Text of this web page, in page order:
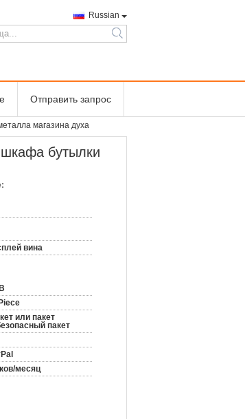
Russian
search
Отправить запрос
магазина духа
бутылки
вина
или пакет
пакет
месяц